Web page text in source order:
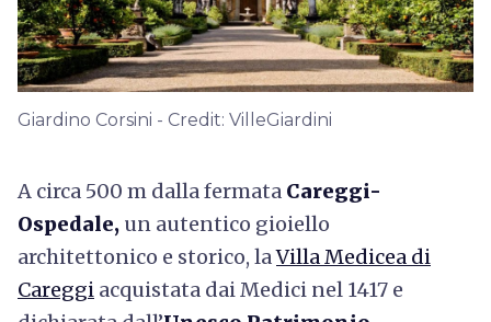
Giardino Corsini - Credit: VilleGiardini
A circa 500 m dalla fermata Careggi-
Ospedale, un autentico gioiello
architettonico e storico, laVilla Medicea di
Careggi acquistata dai Medici nel 1417 e